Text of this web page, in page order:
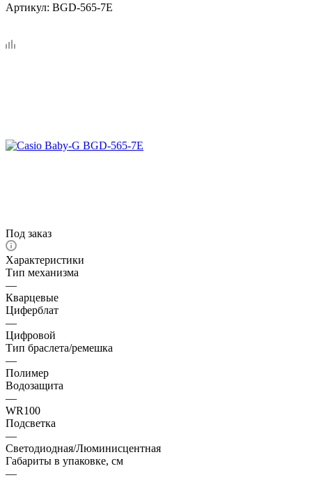
Артикул: BGD-565-7E
Под заказ
Характеристики
Тип механизма
—
Кварцевые
Циферблат
—
Цифровой
Тип браслета/ремешка
—
Полимер
Водозащита
—
WR100
Подсветка
—
Светодиодная/Люминисцентная
Габариты в упаковке, см
—